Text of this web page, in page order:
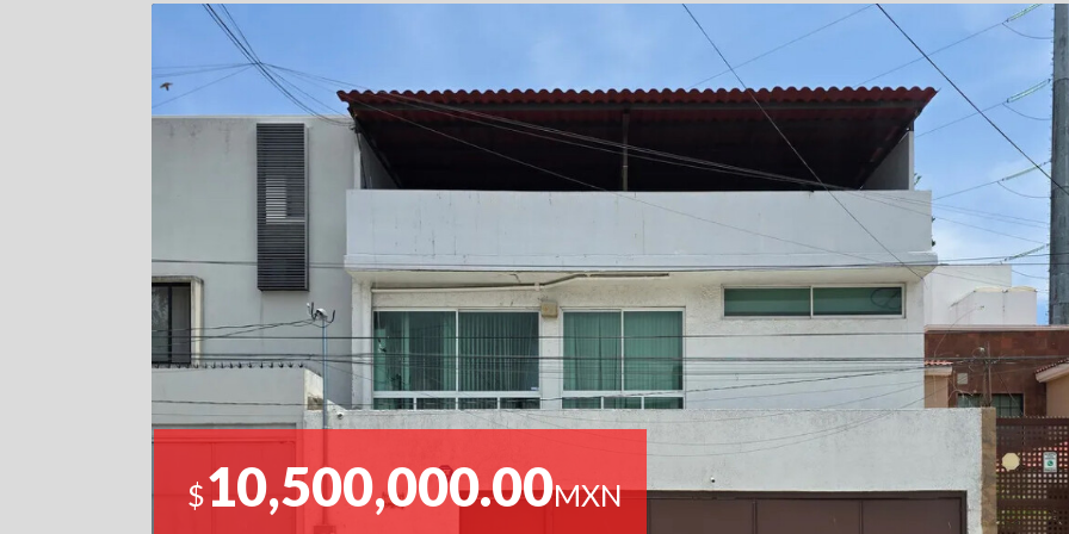
$10,500,000.00MXN